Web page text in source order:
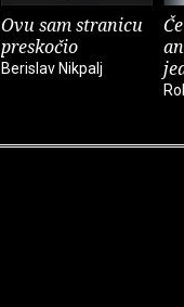
Ovu sam stranicu
preskočio
Berislav Nikpalj